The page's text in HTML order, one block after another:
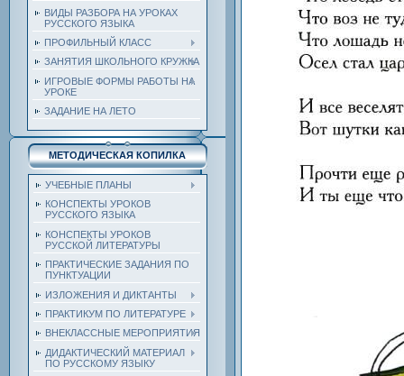
ВИДЫ РАЗБОРА НА УРОКАХ
РУССКОГО ЯЗЫКА
ПРОФИЛЬНЫЙ КЛАСС
ЗАНЯТИЯ ШКОЛЬНОГО КРУЖКА
ИГРОВЫЕ ФОРМЫ РАБОТЫ НА
УРОКЕ
ЗАДАНИЕ НА ЛЕТО
МЕТОДИЧЕСКАЯ КОПИЛКА
УЧЕБНЫЕ ПЛАНЫ
КОНСПЕКТЫ УРОКОВ
РУССКОГО ЯЗЫКА
КОНСПЕКТЫ УРОКОВ
РУССКОЙ ЛИТЕРАТУРЫ
ПРАКТИЧЕСКИЕ ЗАДАНИЯ ПО
ПУНКТУАЦИИ
ИЗЛОЖЕНИЯ И ДИКТАНТЫ
ПРАКТИКУМ ПО ЛИТЕРАТУРЕ
ВНЕКЛАССНЫЕ МЕРОПРИЯТИЯ
ДИДАКТИЧЕСКИЙ МАТЕРИАЛ
ПО РУССКОМУ ЯЗЫКУ